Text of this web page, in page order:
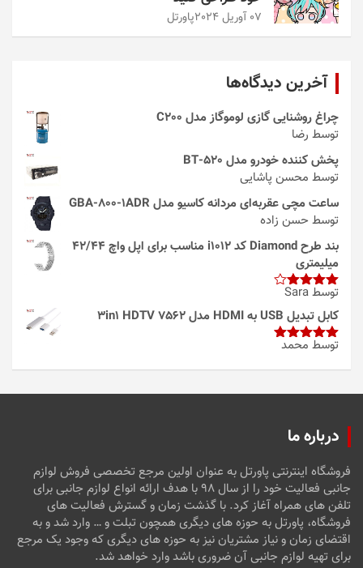
07 آوریل 2024 پاورتل
آخرین دیدگاه‌ها
چراغ روشنایی گازی لوموگاز مدل C200
توسط رضا
پخش کننده خودرو مدل 520-BT
توسط محسن پاشایی
ساعت مچی عقربه‌ای مردانه کاسیو مدل GBA-800-1ADR
توسط حسن زاده
بند طرح Diamond کد i1012 مناسب برای اپل واچ 42/44
میلیمتری
امتیاز4
از 5
توسط Sara
کابل تبدیل USB به HDMI مدل 3in1 HDTV 7562
امتیاز5از
توسط محمد
درباره ما
فروشگاه اینترنتی پاورتل به عنوان اولین مرجع تخصصی فروش لوازم
جانبی فعالیت خود را از سال ۹۸ با هدف ارائه انواع لوازم جانبی برای
تلفن های همراه آغاز کرد. با گذشت زمان و گسترش فعالیت های
فروشگاه، پاورتل به حوزه های دیگری همچون تبلت و … وارد شد و به
اقتضای زمان و نیاز مشتریان نیز به حوزه های دیگری که وجود یک مرجع
برای تهیه لوازم جانبی آن ضروری باشد وارد خواهد شد.